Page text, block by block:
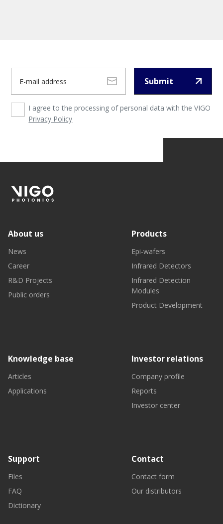
Submit
I agree to the processing of personal data with the VIGO
Privacy Policy
About us
News
Career
R&D Projects
Public orders
Products
Epi-wafers
Infrared Detectors
Infrared Detection
Modules
Product Development
Knowledge base
Articles
Applications
Investor relations
Company profile
Reports
Investor center
Support
Files
FAQ
Dictionary
Contact
Contact form
Our distributors